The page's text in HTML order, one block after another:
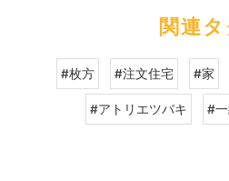
関連
#枚方 #注文住宅 #家
#アトリエツバキ #